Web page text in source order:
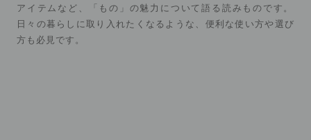
アイテムなど、「もの」の魅力について語る読みものです。
日々の暮らしに取り入れたくなるような、便利な使い方や選び
方も必見です。